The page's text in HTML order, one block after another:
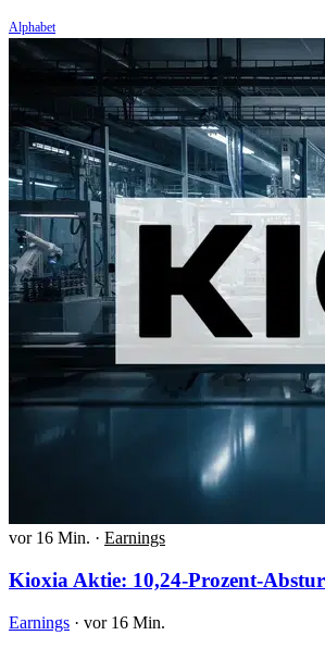
Alphabet
vor 16 Min. · Earnings
Kioxia Aktie: 10,24-Prozent-
Earnings · vor 16 Min.